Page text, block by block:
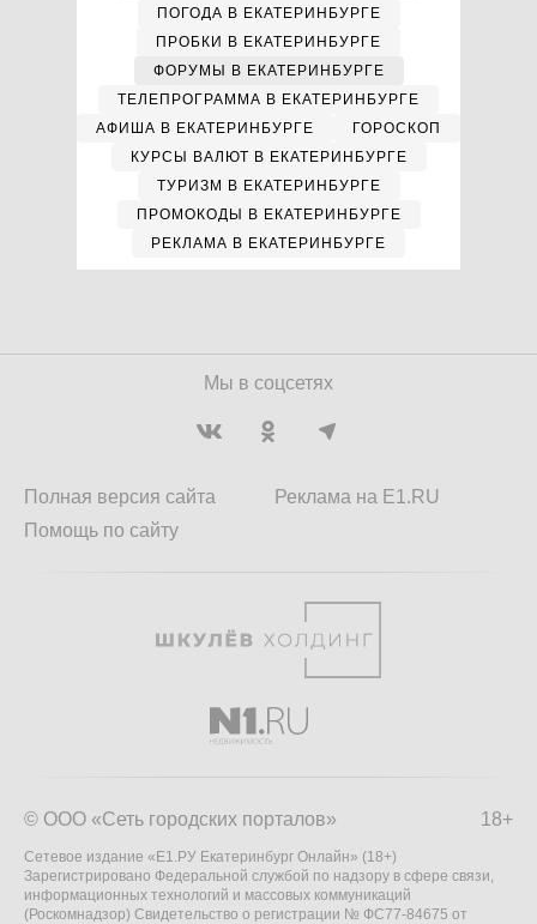
ПОГОДА В ЕКАТЕРИНБУРГЕ
ПРОБКИ В ЕКАТЕРИНБУРГЕ
ФОРУМЫ В ЕКАТЕРИНБУРГЕ
ТЕЛЕПРОГРАММА В ЕКАТЕРИНБУРГЕ
АФИША В ЕКАТЕРИНБУРГЕ
ГОРОСКОП
КУРСЫ ВАЛЮТ В ЕКАТЕРИНБУРГЕ
ТУРИЗМ В ЕКАТЕРИНБУРГЕ
ПРОМОКОДЫ В ЕКАТЕРИНБУРГЕ
РЕКЛАМА В ЕКАТЕРИНБУРГЕ
Мы в соцсетях
Полная версия сайта
Помощь по сайту
Реклама на E1.RU
18+
© ООО «Сеть городских порталов»
Сетевое издание «Е1.РУ Екатеринбург Онлайн» (18+)
Зарегистрировано Федеральной службой по надзору в сфере связи,
информационных технологий и массовых коммуникаций
(Роскомнадзор) Свидетельство о регистрации № ФС77-84675 от